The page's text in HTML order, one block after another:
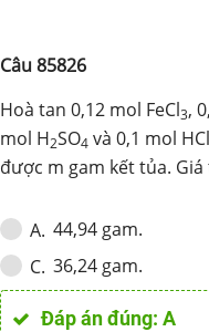
Câu85826
Hoà tan 0,12 mol FeCl3,
mol H2SO4 và 0,1 mol
được m gam kết tủa.
A. 44,94 gam.
C. 36,24 gam.
Đáp án đúng:A